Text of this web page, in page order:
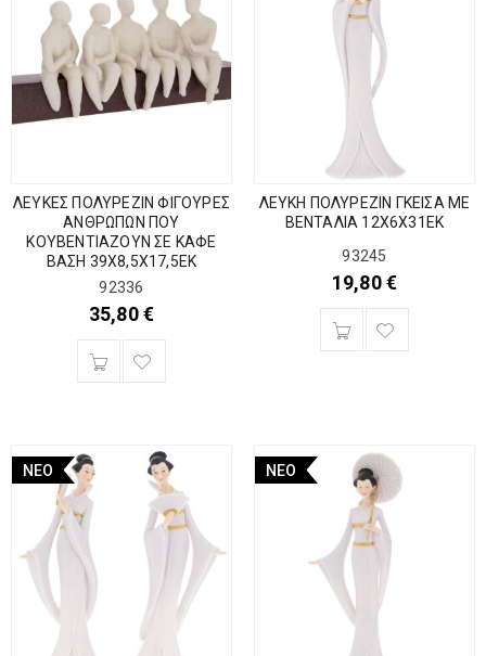
ΛΕΥΚΕΣ ΠΟΛΥΡΕΖΙΝ ΦΙΓΟΥΡΕΣ
ΑΝΘΡΩΠΩΝ ΠΟΥ
ΚΟΥΒΕΝΤΙΑΖΟΥΝ ΣΕ ΚΑΦΕ
ΒΑΣΗ 39Χ8,5Χ17,5ΕΚ
92336
35,80€
ΛΕΥΚΗ ΠΟΛΥΡΕΖΙΝ ΓΚΕΙΣΑ ΜΕ
ΒΕΝΤΑΛΙΑ 12Χ6Χ31ΕΚ
93245
19,80€
ΝΈΟ ΝΈΟ